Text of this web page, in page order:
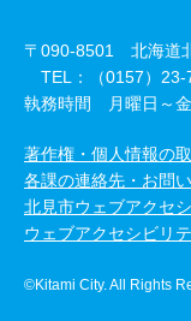
〒090-8501 北海道
TEL：（0157）23-
執務時間 月曜日～
著作権・個人情報の
各課の連絡先・お問
北見市ウェブアクセ
ウェブアクセシビリ
©Kitami City. All Rights